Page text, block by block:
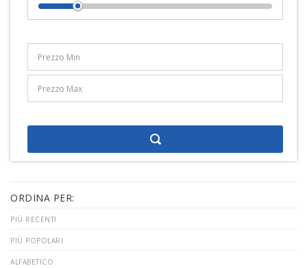
ORDINA PER:
PIÙ RECENTI
PIÙ POPOLARI
ALFABETICO